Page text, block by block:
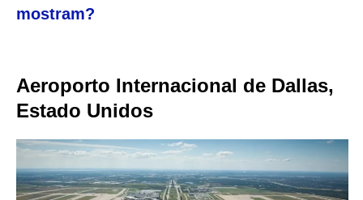
mostram?
Aeroporto Internacional de Dallas,
Estado Unidos